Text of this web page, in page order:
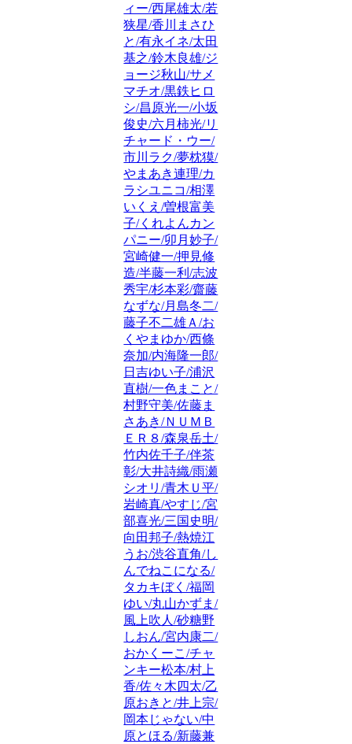
ィー/西尾雄太/若
狭星/香川まさひ
と/有永イネ/太田
基之/鈴木良雄/ジ
ョージ秋山/サメ
マチオ/黒鉄ヒロ
シ/昌原光一/小坂
俊史/六月柿光/リ
チャード・ウー/
市川ラク/夢枕獏/
やまあき連理/カ
ラシユニコ/相澤
いくえ/曽根富美
子/くれよんカン
パニー/卯月妙子/
宮崎健一/押見修
造/半藤一利/志波
秀宇/杉本彩/齋藤
なずな/月島冬二/
藤子不二雄Ａ/お
くやまゆか/西條
奈加/内海隆一郎/
日吉ゆい子/浦沢
直樹/一色まこと/
村野守美/佐藤ま
さあき/ＮＵＭＢ
ＥＲ８/森泉岳土/
竹内佐千子/伴茶
彰/大井詩織/雨瀬
シオリ/青木Ｕ平/
岩崎真/やすじ/宮
部喜光/三国史明/
向田邦子/熱焼江
うお/渋谷直角/し
んでねこになる/
タカキぼく/福岡
ゆい/丸山かずま/
風上吹人/砂糖野
しおん/宮内康二/
おかくーこ/チャ
ンキー松本/村上
香/佐々木四太/乙
原おきと/井上宗/
岡本じゃない/中
原とほる/新藤兼